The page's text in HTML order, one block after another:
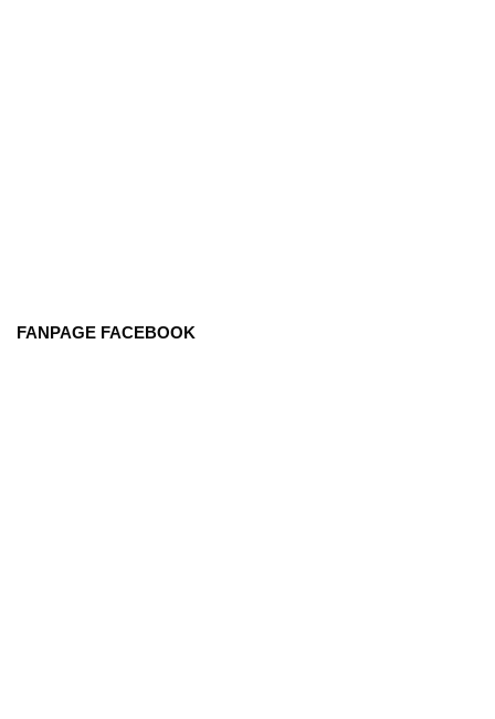
FANPAGE FACEBOOK